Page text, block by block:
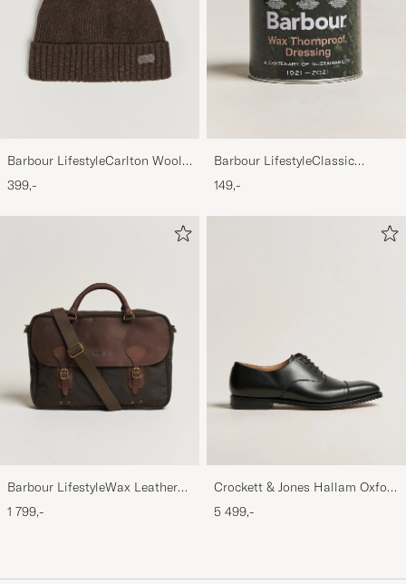
Barbour LifestyleCarlton Wool
BeanieMid Brown
399,-
Barbour LifestyleClassic
Thornproof Dressing
149,-
Barbour LifestyleWax Leather
Briefcase Olive
1 799,-
Crockett & Jones Hallam Oxford
Black Calf
5 499,-